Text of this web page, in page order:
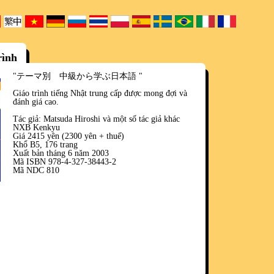
"テーマ別 中級から学ぶ日本語 "
Giáo trình tiếng Nhật trung cấp được mong đợi và
đánh giá cao.
Tác giả: Matsuda Hiroshi và một số tác giả khác
NXB Kenkyu
Giá 2415 yên (2300 yên + thuế)
Khổ B5, 176 trang
Xuất bản tháng 6 năm 2003
Mã ISBN 978-4-327-38443-2
Mã NDC 810